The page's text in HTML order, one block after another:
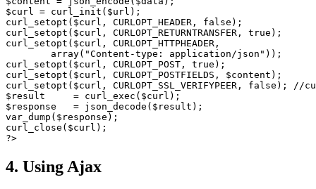
$curl = curl_init($url);
curl_setopt($curl, CURLOPT_HEADER, false);
curl_setopt($curl, CURLOPT_RETURNTRANSFER, true);
curl_setopt($curl, CURLOPT_HTTPHEADER,
        array("Content-type: application/json"));
curl_setopt($curl, CURLOPT_POST, true);
curl_setopt($curl, CURLOPT_POSTFIELDS, $content);
curl_setopt($curl, CURLOPT_SSL_VERIFYPEER,
$result     = curl_exec($curl);
$response   = json_decode($result);
var_dump($response);
curl_close($curl);
4. Using Ajax